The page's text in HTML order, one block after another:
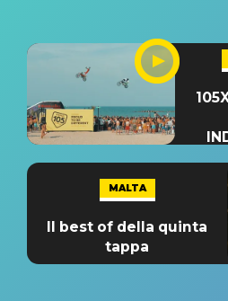
MALTA
Il best of della quinta
tappa